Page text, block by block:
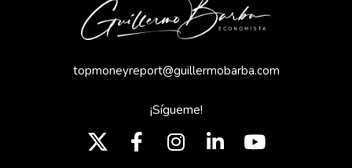
topmoneyreport@guillermobarba.com
¡Sígueme!